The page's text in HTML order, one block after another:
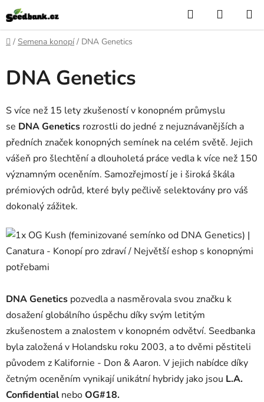
Přejít
na
obsah
Hledat
KOŠÍK
Domů
/ Semena konopí / DNA Genetics
DNA Genetics
S více než 15 lety zkušeností v konopném průmyslu
se DNA Genetics rozrostli do jedné z nejuznávanějších a
předních značek konopných semínek na celém světě. Jejich
vášeň pro šlechtění a dlouholetá práce vedla k více než 150
významným oceněním. Samozřejmostí je i široká škála
prémiových odrůd, které byly pečlivě selektovány pro váš
dokonalý zážitek.
DNA Genetics pozvedla a nasměrovala svou značku k
dosažení globálního úspěchu díky svým letitým
zkušenostem a znalostem v konopném odvětví. Seedbanka
byla založená v Holandsku roku 2003, a to dvěmi pěstiteli
původem z Kalifornie - Don & Aaron. V jejich nabídce díky
četným oceněním vynikají unikátní hybridy jako jsou L.A.
Confidential neboOG#18.